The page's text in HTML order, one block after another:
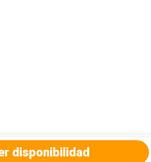
disponibilidad